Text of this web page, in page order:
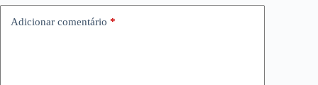
Adicionar comentário *